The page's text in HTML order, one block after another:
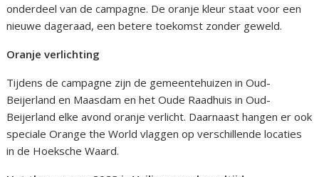
onderdeel van de campagne. De oranje kleur staat voor een
nieuwe dageraad, een betere toekomst zonder geweld.
Oranje verlichting
Tijdens de campagne zijn de gemeentehuizen in Oud-
Beijerland en Maasdam en het Oude Raadhuis in Oud-
Beijerland elke avond oranje verlicht. Daarnaast hangen er ook
speciale Orange the World vlaggen op verschillende locaties
in de Hoeksche Waard.